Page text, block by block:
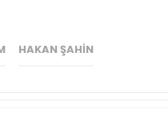
HAKAN ŞAHIN